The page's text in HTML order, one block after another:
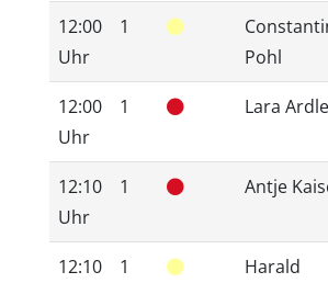
12:00
Uhr
1
Pohl
12:00
Uhr
1 Lara
12:10
Uhr
1 Antje
12:10
1
Harald